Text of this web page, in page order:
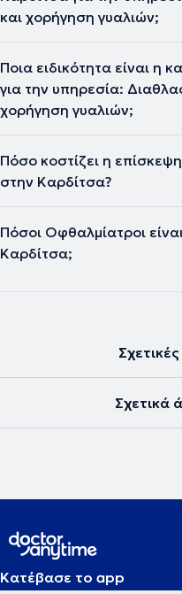
και χορήγηση γυαλιών;
Ποια ειδικότητα είναι η
για την υπηρεσία:
χορήγηση γυαλιών;
Πόσο κοστίζει η
στην Καρδίτσα?
Πόσοι Οφθαλμίατροι
Καρδίτσα;
Σχετικά
Κατέβασε το app